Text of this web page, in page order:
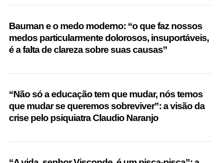
Bauman e o medo moderno: “o que faz nossos
medos particularmente dolorosos, insuportáveis,
é a falta de clareza sobre suas causas”
“Não só a educação tem que mudar, nós temos
que mudar se queremos sobreviver”: a visão da
crise pelo psiquiatra Claudio Naranjo
S
a
r
c
f